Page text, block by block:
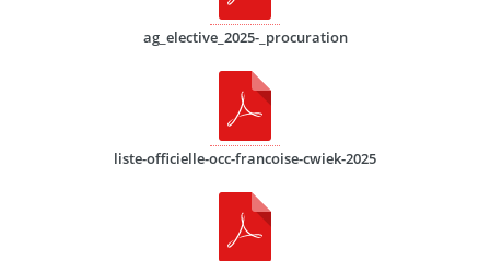
ag_elective_2025-_procuration
liste-officielle-occ-francoise-cwiek-2025